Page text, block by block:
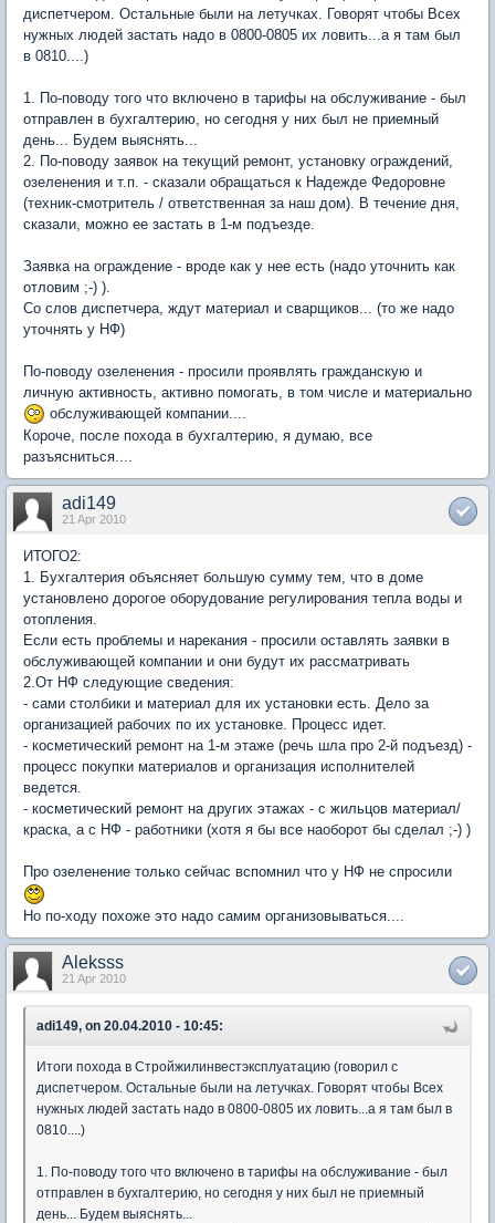
диспетчером. Остальные были на летучках. Говорят чтобы Всех
нужных людей застать надо в 0800-0805 их ловить...а я там был
в 0810....)
1. По-поводу того что включено в тарифы на обслуживание - был
отправлен в бухгалтерию, но сегодня у них был не приемный
день... Будем выяснять...
2. По-поводу заявок на текущий ремонт, установку ограждений,
озеленения и т.п. - сказали обращаться к Надежде Федоровне
(техник-смотритель / ответственная за наш дом). В течение дня,
сказали, можно ее застать в 1-м подъезде.
Заявка на ограждение - вроде как у нее есть (надо уточнить как
отловим ;-) ).
Со слов диспетчера, ждут материал и сварщиков... (то же надо
уточнять у НФ)
По-поводу озеленения - просили проявлять гражданскую и
личную активность, активно помогать, в том числе и материально
обслуживающей компании....
Короче, после похода в бухгалтерию, я думаю, все
разъясниться....
adi149
21 Apr 2010
ИТОГО2:
1. Бухгалтерия объясняет большую сумму тем, что в доме
установлено дорогое оборудование регулирования тепла воды и
отопления.
Если есть проблемы и нарекания - просили оставлять заявки в
обслуживающей компании и они будут их рассматривать
2.От НФ следующие сведения:
- сами столбики и материал для их установки есть. Дело за
организацией рабочих по их установке. Процесс идет.
- косметический ремонт на 1-м этаже (речь шла про 2-й подъезд) -
процесс покупки материалов и организация исполнителей
ведется.
- косметический ремонт на других этажах - с жильцов материал/
краска, а с НФ - работники (хотя я бы все наоборот бы сделал ;-) )
Про озеленение только сейчас вспомнил что у НФ не спросили
Но по-ходу похоже это надо самим организовываться....
Aleksss
21 Apr 2010
adi149, on 20.04.2010 - 10:45:
Итоги похода в Стройжилинвестэксплуатацию (говорил с
диспетчером. Остальные были на летучках. Говорят чтобы Всех
нужных людей застать надо в 0800-0805 их ловить...а я там был в
0810....)
1. По-поводу того что включено в тарифы на обслуживание - был
отправлен в бухгалтерию, но сегодня у них был не приемный
день... Будем выяснять...